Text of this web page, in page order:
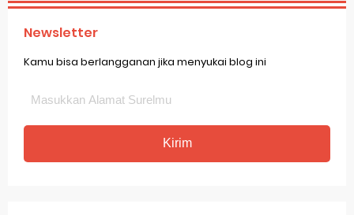
Newsletter
Kamu bisa berlangganan jika menyukai blog ini